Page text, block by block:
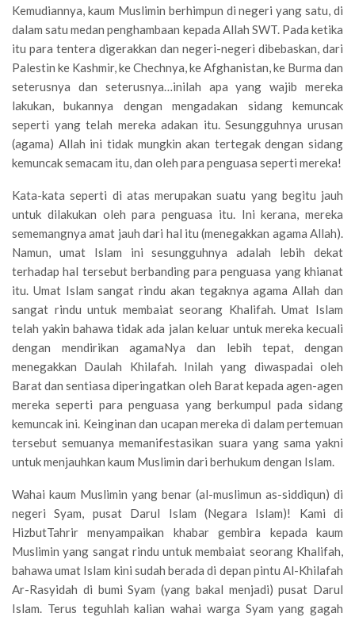
Kemudiannya, kaum Muslimin berhimpun di negeri yang satu, di
dalam satu medan penghambaan kepada Allah SWT. Pada ketika
itu para tentera digerakkan dan negeri-negeri dibebaskan, dari
Palestin ke Kashmir, ke Chechnya, ke Afghanistan, ke Burma dan
seterusnya dan seterusnya…inilah apa yang wajib mereka
lakukan, bukannya dengan mengadakan sidang kemuncak
seperti yang telah mereka adakan itu. Sesungguhnya urusan
(agama) Allah ini tidak mungkin akan tertegak dengan sidang
kemuncak semacam itu, dan oleh para penguasa seperti mereka!
Kata-kata seperti di atas merupakan suatu yang begitu jauh
untuk dilakukan oleh para penguasa itu. Ini kerana, mereka
sememangnya amat jauh dari hal itu (menegakkan agama Allah).
Namun, umat Islam ini sesungguhnya adalah lebih dekat
terhadap hal tersebut berbanding para penguasa yang khianat
itu. Umat Islam sangat rindu akan tegaknya agama Allah dan
sangat rindu untuk membaiat seorang Khalifah. Umat Islam
telah yakin bahawa tidak ada jalan keluar untuk mereka kecuali
dengan mendirikan agamaNya dan lebih tepat, dengan
menegakkan Daulah Khilafah. Inilah yang diwaspadai oleh
Barat dan sentiasa diperingatkan oleh Barat kepada agen-agen
mereka seperti para penguasa yang berkumpul pada sidang
kemuncak ini. Keinginan dan ucapan mereka di dalam pertemuan
tersebut semuanya memanifestasikan suara yang sama yakni
untuk menjauhkan kaum Muslimin dari berhukum dengan Islam.
Wahai kaum Muslimin yang benar (al-muslimun as-siddiqun) di
negeri Syam, pusat Darul Islam (Negara Islam)! Kami di
HizbutTahrir menyampaikan khabar gembira kepada kaum
Muslimin yang sangat rindu untuk membaiat seorang Khalifah,
bahawa umat Islam kini sudah berada di depan pintu Al-Khilafah
Ar-Rasyidah di bumi Syam (yang bakal menjadi) pusat Darul
Islam. Terus teguhlah kalian wahai warga Syam yang gagah